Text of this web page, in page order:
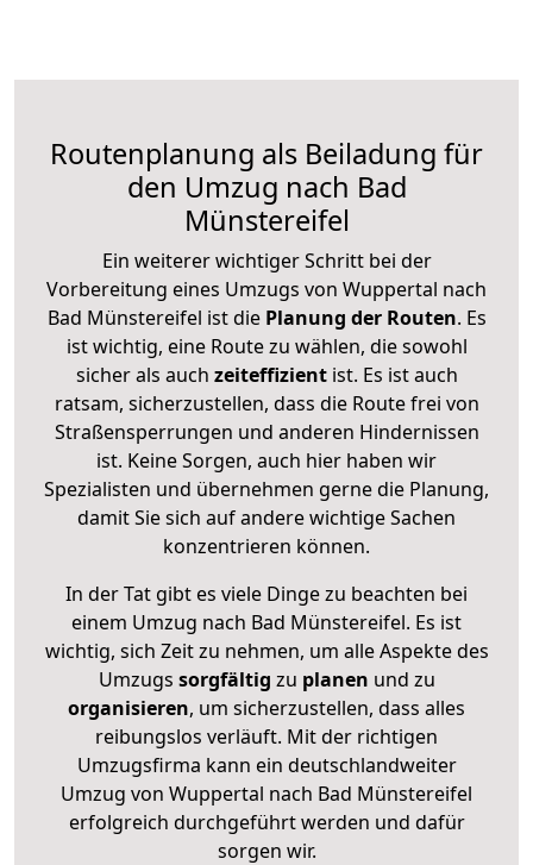
Routenplanung als Beiladung für
den Umzug nach Bad
Münstereifel
Ein weiterer wichtiger Schritt bei der
Vorbereitung eines Umzugs von Wuppertal nach
Bad Münstereifel ist diePlanung der Routen. Es
ist wichtig, eine Route zu wählen, die sowohl
sicher als auch zeiteffizientist. Es ist auch
ratsam, sicherzustellen, dass die Route frei von
Straßensperrungen und anderen Hindernissen
ist. Keine Sorgen, auch hier haben wir
Spezialisten und übernehmen gerne die Planung,
damit Sie sich auf andere wichtige Sachen
konzentrieren können.
In der Tat gibt es viele Dinge zu beachten bei
einem Umzug nach Bad Münstereifel. Es ist
wichtig, sich Zeit zu nehmen, um alle Aspekte des
Umzugs sorgfältig zu planen und zu
organisieren, um sicherzustellen, dass alles
reibungslos verläuft. Mit der richtigen
Umzugsfirma kann ein deutschlandweiter
Umzug von Wuppertal nach Bad Münstereifel
erfolgreich durchgeführt werden und dafür
sorgen wir.